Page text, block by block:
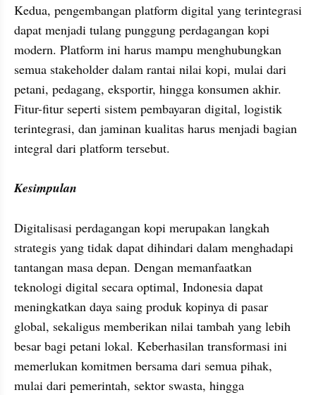
Kedua, pengembangan platform digital yang terintegrasi
dapat menjadi tulang punggung perdagangan kopi
modern. Platform ini harus mampu menghubungkan
semua stakeholder dalam rantai nilai kopi, mulai dari
petani, pedagang, eksportir, hingga konsumen akhir.
Fitur-fitur seperti sistem pembayaran digital, logistik
terintegrasi, dan jaminan kualitas harus menjadi bagian
integral dari platform tersebut.
Kesimpulan
Digitalisasi perdagangan kopi merupakan langkah
strategis yang tidak dapat dihindari dalam menghadapi
tantangan masa depan. Dengan memanfaatkan
teknologi digital secara optimal, Indonesia dapat
meningkatkan daya saing produk kopinya di pasar
global, sekaligus memberikan nilai tambah yang lebih
besar bagi petani lokal. Keberhasilan transformasi ini
memerlukan komitmen bersama dari semua pihak,
mulai dari pemerintah, sektor swasta, hingga